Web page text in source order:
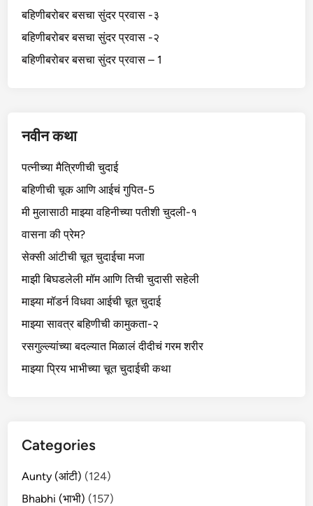
बहिणीबरोबर बसचा सुंदर प्रवास -३
बहिणीबरोबर बसचा सुंदर प्रवास -२
बहिणीबरोबर बसचा सुंदर प्रवास – 1
नवीन कथा
पत्नीच्या मैत्रिणीची चुदाई
बहिणीची चूक आणि आईचं गुपित-5
मी मुलासाठी माझ्या वहिनीच्या पतीशी चुदली-१
वासना की प्रेम?
सेक्सी आंटीची चूत चुदाईचा मजा
माझी बिघडलेली मॉम आणि तिची चुदासी सहेली
माझ्या मॉडर्न विधवा आईची चूत चुदाई
माझ्या सावत्र बहिणीची कामुकता-२
रसगुल्ल्यांच्या बदल्यात मिळालं दीदीचं गरम शरीर
माझ्या प्रिय भाभीच्या चूत चुदाईची कथा
Categories
Aunty (आंटी) (124)
Bhabhi (भाभी) (157)